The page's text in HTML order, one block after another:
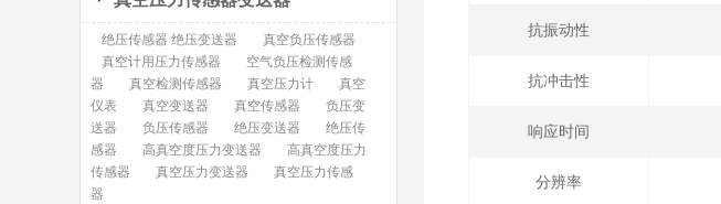
抗振动性
抗冲击性
响应时间
分辨率
绝压传感器 绝压变送器
真空负压传感器
真空计用压力传感器
空气负压检测传感
器
真空检测传感器 真空压力计
真空
仪表
真空变送器 真空传感器
负压变
送器
负压传感器 绝压变送器
绝压传
感器
高真空度压力变送器
高真空度压力
传感器
真空压力变送器
真空压力传感
器